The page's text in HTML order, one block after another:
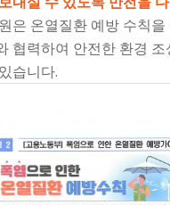
은 온열질환 예방 수칙을
협력하여 안전한 환경
습니다.